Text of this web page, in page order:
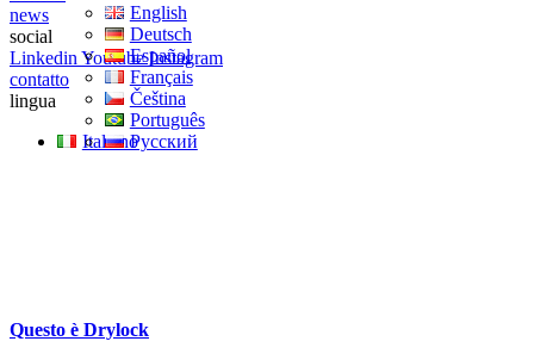
news
social
LinkedinYoutube Instagram
contatto
lingua
Italiano
English
Deutsch
Español
Français
Čeština
Português
Русский
Questo è Drylock